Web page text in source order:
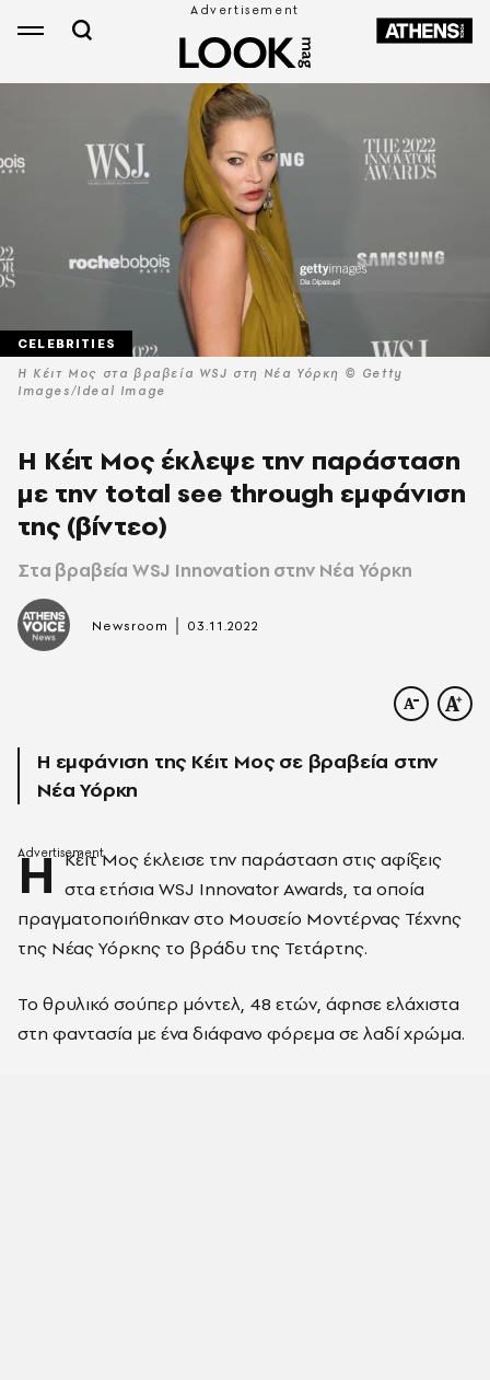
H Κέιτ Μος στα βραβεία WSJ στη Νέα Υόρκη © Getty
Images/Ideal Image
CELEBRITIES
Η Kέιτ Μος έκλεψε την παράσταση
με την total see through εμφάνιση
της (βίντεο)
Στα βραβεία WSJ Innovation στην Νέα Υόρκη
Newsroom 03.11.2022
Η εμφάνιση της Κέιτ Μος σε βραβεία στην
Νέα Υόρκη
Η Κέιτ Μος έκλεισε την παράσταση στις αφίξεις
στα ετήσια WSJ Innovator Awards, τα οποία
πραγματοποιήθηκαν στο Μουσείο Μοντέρνας Τέχνης
της Νέας Υόρκης το βράδυ της Τετάρτης.
Το θρυλικό σούπερ μόντελ, 48 ετών, άφησε ελάχιστα
στη φαντασία με ένα διάφανο φόρεμα σε λαδί χρώμα.